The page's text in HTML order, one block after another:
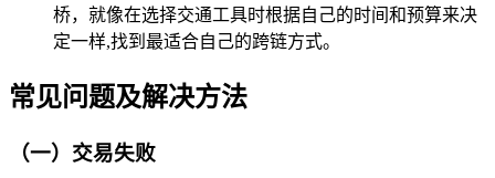
桥，就像在选择交通工具时根据自己的时间和预算来决
定一样,找到最适合自己的跨链方式。
常见问题及解决方法
（一）交易失败